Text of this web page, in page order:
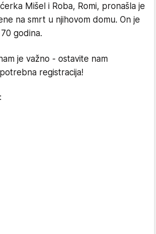
Mišel i Roba, Romi, pronašla je
na smrt u njihovom domu. On je
godina.
je važno - ostavite nam
registracija!